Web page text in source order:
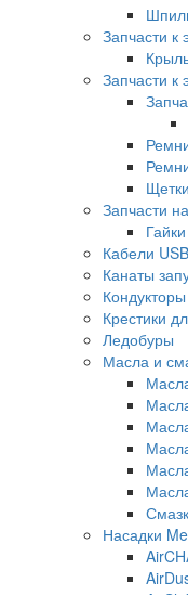
Запчасти к
Запчасти к
Запчасти
Кабели USB
Канаты
Кондукторы
Крестики
Ледобуры
Масла и
Насадки